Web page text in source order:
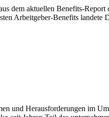
dem aktuellen Benefits-
Arbeitgeber-Benefits landete
und Herausforderungen im